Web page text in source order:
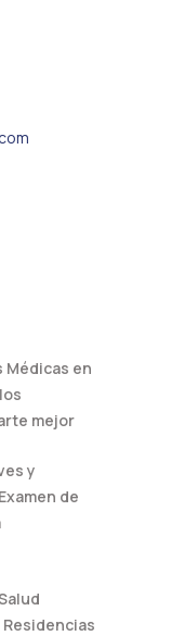
Médicas en
mejor
y
de
Residencias